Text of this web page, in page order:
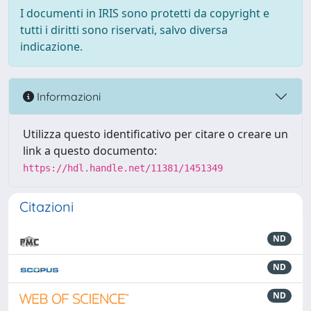
I documenti in IRIS sono protetti da copyright e
tutti i diritti sono riservati, salvo diversa
indicazione.
Informazioni
Utilizza questo identificativo per citare o creare un
link a questo documento:
https://hdl.handle.net/11381/1451349
Citazioni
ND
ND
ND